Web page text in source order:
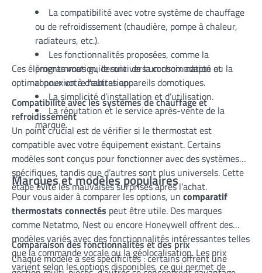
La compatibilité avec votre système de chauffage
ou de refroidissement (chaudière, pompe à chaleur,
radiateurs, etc.).
Les fonctionnalités proposées, comme la
programmation, le suivi de la consommation ou la
connexion à d’autres appareils domotiques.
La simplicité d’installation et d’utilisation.
La réputation et le service après-vente de la
marque.
Ces éléments vous guideront vers un choix adapté et
optimal pour votre habitation.
Compatibilité avec les systèmes de chauffage et
refroidissement
Un point crucial est de vérifier si le thermostat est
compatible avec votre équipement existant. Certains
modèles sont conçus pour fonctionner avec des systèmes
spécifiques, tandis que d’autres sont plus universels. Cette
étape évite les mauvaises surprises après l’achat.
Marques et modèles populaires
Pour vous aider à comparer les options, un comparatif
thermostats connectés peut être utile. Des marques
comme Netatmo, Nest ou encore Honeywell offrent des
modèles variés avec des fonctionnalités intéressantes telles
que la commande vocale ou la géolocalisation. Les prix
varient selon les options disponibles, ce qui permet de
Comparaison des fonctionnalités et des prix
Chaque modèle a ses spécificités : certains offrent une